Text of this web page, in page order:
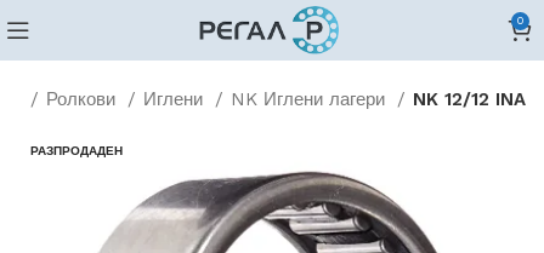
0
Ролкови Иглени NK Иглени лагери NK 12/12 INA
РАЗПРОДАДЕН